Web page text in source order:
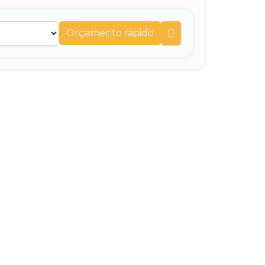
Orçamento rápido